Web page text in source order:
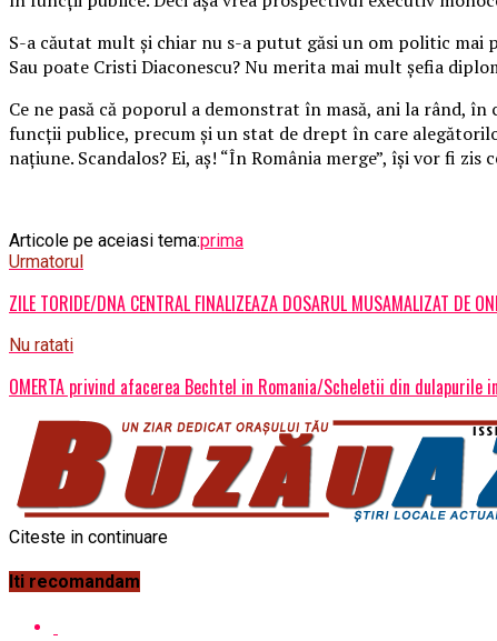
S-a căutat mult şi chiar nu s-a putut găsi un om politic mai
Sau poate Cristi Diaconescu? Nu merita mai mult şefia
Ce ne pasă că poporul a demonstrat în masă, ani la rând,
funcţii publice, precum şi un stat de drept în care
naţiune. Scandalos? Ei, aş! “În România merge”, îşi vor fi
Articole pe aceiasi tema:prima
Urmatorul
ZILE TORIDE/DNA CENTRAL FINALIZEAZA DOSARUL MUSAMALIZAT DE
Nu ratati
OMERTA privind afacerea Bechtel in Romania/Scheletii din
Citeste in continuare
Iti recomandam